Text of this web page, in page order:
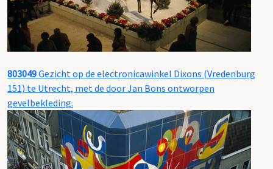
803049Gezicht op de electronicawinkel Dixons (Vredenburg
151) te Utrecht, met de door Jan Bons ontworpen
gevelbekleding.